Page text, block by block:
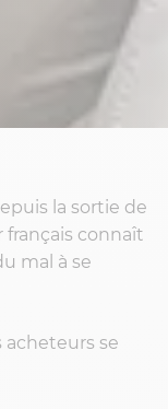
la sortie de
français connaît
mal à se
se